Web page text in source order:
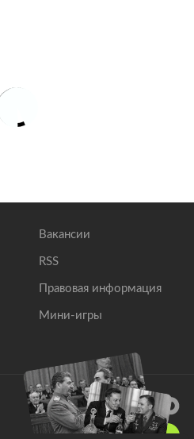
Вакансии
RSS
Правовая информация
Мини-игры